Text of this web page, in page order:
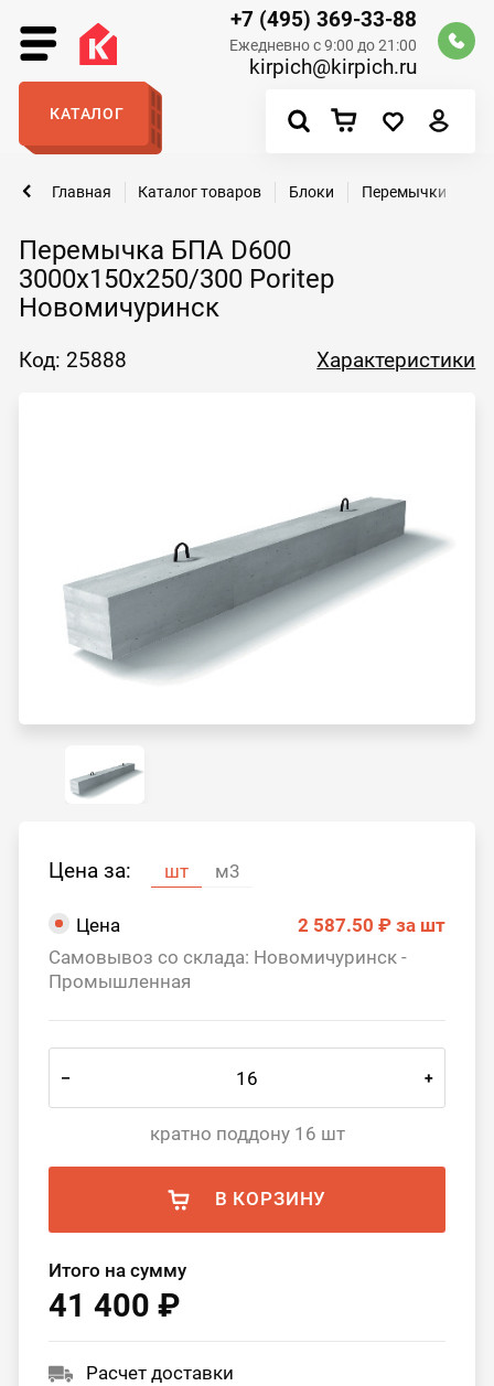
+7 (495) 369-33-88
Ежедневно с 9:00 до 21:00
kirpich@kirpich.ru
КАТАЛОГ
Перемычка БПА D600
3000х150х250/300 Poritep
Новомичуринск
Главная Каталог товаров Блоки Перемычки
Код: 25888 Характеристики
Цена за: шт м3
Цена 2 587.50 ₽ за шт
Самовывоз со склада: Новомичуринск -
Промышленная
– +
кратно поддону 16 шт
В КОРЗИНУ
Итого на сумму
41 400 ₽
Расчет доставки